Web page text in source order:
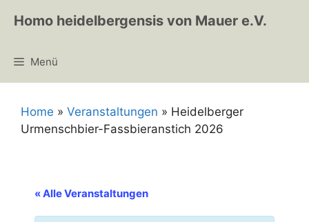
InhaltHomo heidelbergensis von Mauer e.V.
Menü
Home » Veranstaltungen » Heidelberger
Urmenschbier-Fassbieranstich 2026
« Alle Veranstaltungen